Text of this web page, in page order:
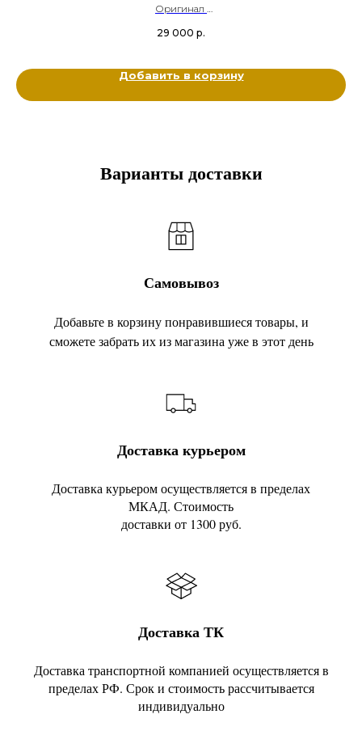
Оригинал
Цвет: Зеленый, Золотой
29 000 р.
Добавить в корзину
Варианты доставки
Самовывоз
Добавьте в корзину понравившиеся товары, и
сможете забрать их из магазина уже в этот день
Доставка курьером
Доставка курьером осуществляется в пределах
МКАД. Стоимость
доставки от 1300 руб.
Доставка ТК
Доставка транспортной компанией осуществляется в
пределах РФ. Срок и стоимость рассчитывается
индивидуально